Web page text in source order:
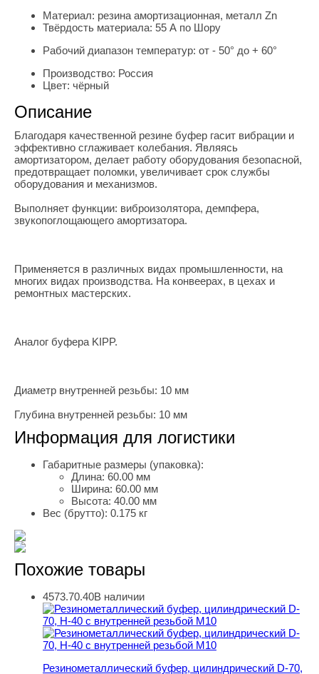
Материал: резина амортизационная, металл Zn
Твёрдость материала: 55 А по Шору
Рабочий диапазон температур: от - 50° до + 60°
Производство: Россия
Цвет: чёрный
Описание
Благодаря качественной резине буфер гасит вибрации и
эффективно сглаживает колебания. Являясь
амортизатором, делает работу оборудования безопасной,
предотвращает поломки, увеличивает срок службы
оборудования и механизмов.
Выполняет функции: виброизолятора, демпфера,
звукопоглощающего амортизатора.
Применяется в различных видах промышленности, на
многих видах производства. На конвеерах, в цехах и
ремонтных мастерских.
Аналог буфера KIPP.
Диаметр внутренней резьбы: 10 мм
Глубина внутренней резьбы: 10 мм
Информация для логистики
Габаритные размеры (упаковка):
Длина: 60.00 мм
Ширина: 60.00 мм
Высота: 40.00 мм
Вес (брутто): 0.175 кг
Похожие товары
Резинометаллический буфер, цилиндрический D-70,
4573.70.40В наличии
Резинометаллический буфер, цилиндрический D-70,